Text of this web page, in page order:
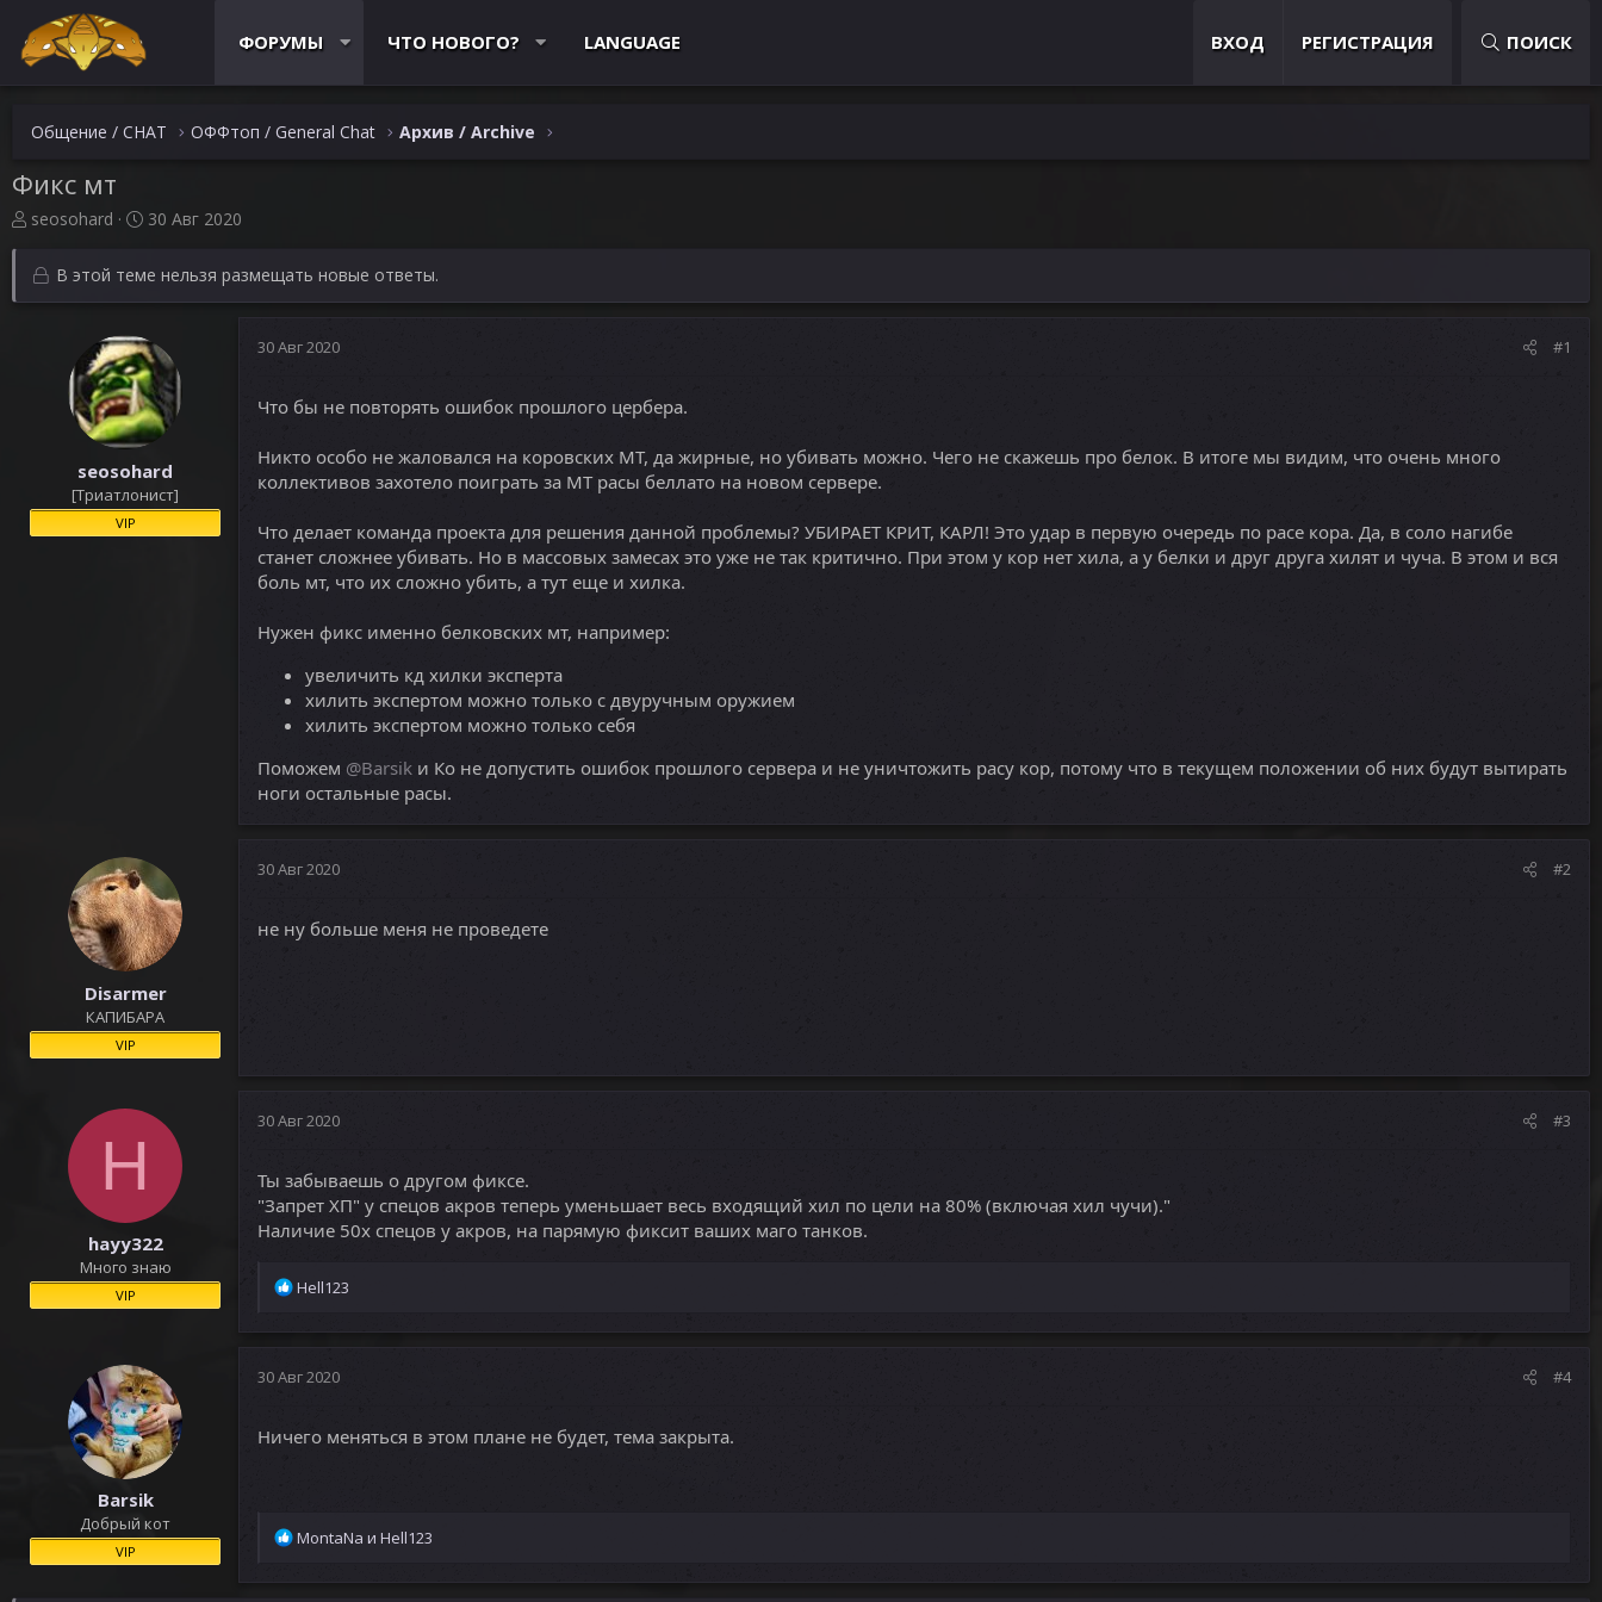
ФОРУМЫ ЧТО НОВОГО? LANGUAGE ВХОД РЕГИСТРАЦИЯ ПОИСК
Общение / CHAT ОФФтоп / General Chat Архив / Archive
Фикс мт
А
т
о
р
seosohard
Д
а
н
ч
а
л
а
30 Авг 2020
В этой теме нельзя размещать новые ответы.
seosohard
[Триатлонист]
VIP
30 Авг 2020 #1
Что бы не повторять ошибок прошлого цербера.
Никто особо не жаловался на коровских МТ, да жирные, но убивать можно. Чего не скажешь про белок. В итоге мы видим, что очень много
коллективов захотело поиграть за МТ расы беллато на новом сервере.
Что делает команда проекта для решения данной проблемы? УБИРАЕТ КРИТ, КАРЛ! Это удар в первую очередь по расе кора. Да, в соло нагибе
станет сложнее убивать. Но в массовых замесах это уже не так критично. При этом у кор нет хила, а у белки и друг друга хилят и чуча. В этом и вся
боль мт, что их сложно убить, а тут еще и хилка.
Нужен фикс именно белковских мт, например:
увеличить кд хилки эксперта
хилить экспертом можно только с двуручным оружием
хилить экспертом можно только себя
Поможем @Barsik и Ко не допустить ошибок прошлого сервера и не уничтожить расу кор, потому что в текущем положении об них будут вытирать
ноги остальные расы.
Disarmer
КАПИБАРА
VIP
30 Авг 2020 #2
не ну больше меня не проведете
H
hayy322
Много знаю
VIP
30 Авг 2020 #3
Ты забываешь о другом фиксе.
"Запрет ХП" у спецов акров теперь уменьшает весь входящий хил по цели на 80% (включая хил чучи)."
Наличие 50х спецов у акров, на парямую фиксит ваших маго танков.
Р
а
ц
:
Hell123
Barsik
Добрый кот
VIP
30 Авг 2020 #4
Ничего меняться в этом плане не будет, тема закрыта.
Р
а
MontaNa и Hell123